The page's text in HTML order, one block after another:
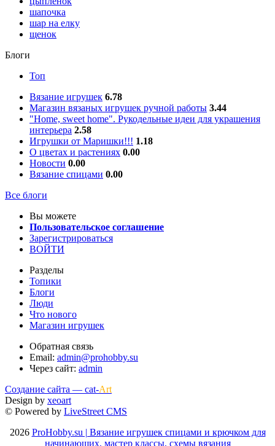
шапочка
шар на елку
щенок
Блоги
Топ
Вязание игрушек 6.78
Магазин вязаных игрушек ручной работы 3.44
"Home, sweet home". Рукодельные идеи для украшения
интерьера 2.58
Игрушки от Маришки!!! 1.18
О цветах и растениях 0.00
Новости 0.00
Вязание спицами 0.00
Все блоги
Вы можете
Пользовательское соглашение
Зарегистрироваться
ВОЙТИ
Разделы
Топики
Блоги
Люди
Что нового
Магазин игрушек
Обратная связь
Email: admin@prohobby.su
Через сайт: admin
Создание сайта — cat-Art
Design by xeoart
© Powered by LiveStreet CMS
2026 ProHobby.su | Вязание игрушек спицами и крючком для
начинающих, мастер классы, схемы вязания